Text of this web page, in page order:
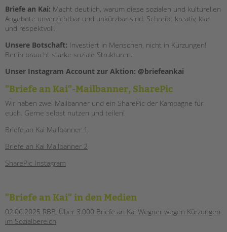
KARRIERE
Stellenangebote
tandem als Arbeitgeberin
NEWS/BLOG
Briefe an Kai
PRESSE
KONTAKT
Impressum
Intranet
Briefe an Kai: Macht deutlich, warum diese sozialen und kulturellen
Angebote unverzichtbar und unkürzbar sind. Schreibt kreativ, klar
und respektvoll.
Unsere Botschaft: Investiert in Menschen, nicht in Kürzungen!
Berlin braucht starke soziale Strukturen.
Unser Instagram Account zur Aktion: @briefeankai
"Briefe an Kai"-Mailbanner, SharePic
Wir haben zwei Mailbanner und ein SharePic der Kampagne für
euch. Gerne selbst nutzen und teilen!
Briefe an Kai Mailbanner 1
Briefe an Kai Mailbanner 2
SharePic Instagram
"Briefe an Kai" in den Medien
02.06.2025 RBB, Über 3.000 Briefe an Kai Wegner wegen Kürzungen
im Sozialbereich